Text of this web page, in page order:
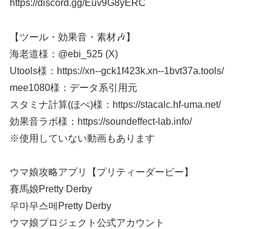
https://discord.gg/Euv9G8yERC
【ツール・効果音・素材🎶】
海老道様：@ebi_525 (X)
Utools様：https://xn--gck1f423k.xn--1bvt37a.tools/
mee1080様：データ系引用元
スタミナ計算(ほぺ)様：https://stacalc.hf-uma.net/
効果音ラボ様：https://soundeffect-lab.info/​​​​
※使用していない動画もあります​​​​
ウマ娘攻略アプリ【プリティーダービー】
賽馬娘Pretty Derby
우마무스메Pretty Derby
ウマ娘プロジェクト公式アカウント